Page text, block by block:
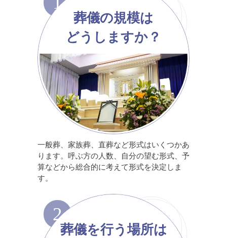
葬儀の規模は
どうしますか？
一般葬、家族葬、直葬など形式はいくつかあ
ります。呼ぶ方の人数、自分の望む形式、予
算などから総合的に考えて形式を決定しま
す。
2
葬儀を行う場所は